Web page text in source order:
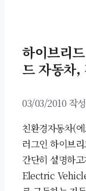
하이브리
드 자동차,
03/03/2010 작
친환경자동차(
러그인 하이브
간단히 설명하
Electric